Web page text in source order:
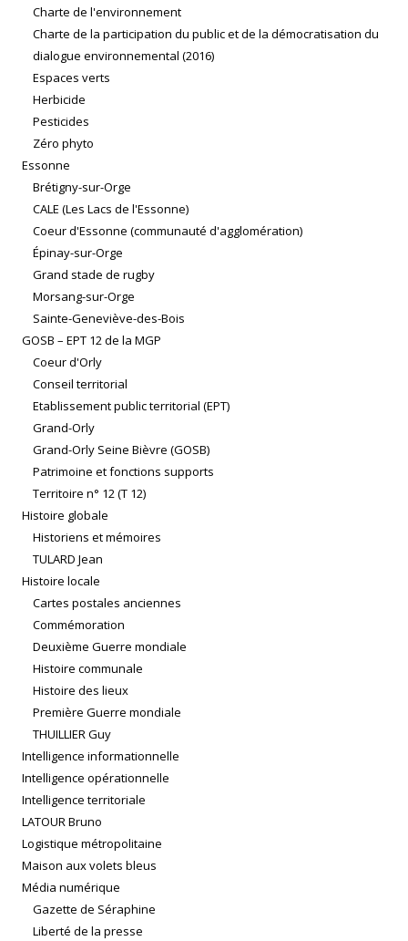
Charte de l'environnement
Charte de la participation du public et de la démocratisation du
dialogue environnemental (2016)
Espaces verts
Herbicide
Pesticides
Zéro phyto
Essonne
Brétigny-sur-Orge
CALE (Les Lacs de l'Essonne)
Coeur d'Essonne (communauté d'agglomération)
Épinay-sur-Orge
Grand stade de rugby
Morsang-sur-Orge
Sainte-Geneviève-des-Bois
GOSB – EPT 12 de la MGP
Coeur d'Orly
Conseil territorial
Etablissement public territorial (EPT)
Grand-Orly
Grand-Orly Seine Bièvre (GOSB)
Patrimoine et fonctions supports
Territoire n° 12 (T 12)
Histoire globale
Historiens et mémoires
TULARD Jean
Histoire locale
Cartes postales anciennes
Commémoration
Deuxième Guerre mondiale
Histoire communale
Histoire des lieux
Première Guerre mondiale
THUILLIER Guy
Intelligence informationnelle
Intelligence opérationnelle
Intelligence territoriale
LATOUR Bruno
Logistique métropolitaine
Maison aux volets bleus
Média numérique
Gazette de Séraphine
Liberté de la presse